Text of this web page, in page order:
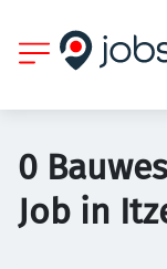
0
Job in